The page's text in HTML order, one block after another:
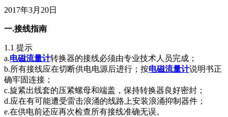
2017年3月20日
一.接线指南
1.1 提示
a.电磁流量计转换器的接线必须由专业技术人员完成；
b.所有接线应在切断供电电源后进行；按电磁流量计说明书正
确牢固连接；
c.旋紧出线套的压紧螺母和端盖，保持转换器良好密封；
d.应在有可能遭受雷击浪涌的线路上安装浪涌抑制器件；
e.在供电前还应再次检查所有接线准确无误。